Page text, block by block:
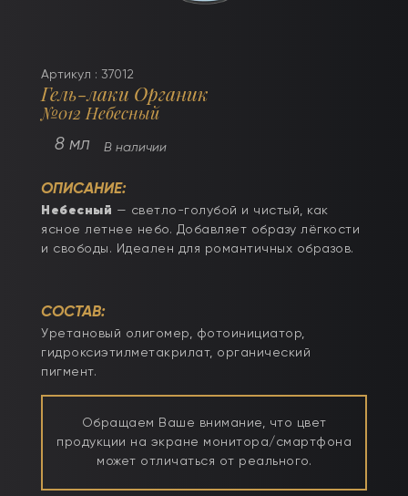
Артикул : 37012
Гель-лаки Органик
№012 Небесный
8 мл В наличии
ОПИСАНИЕ:
Небесный — светло-голубой и чистый, как
ясное летнее небо. Добавляет образу лёгкости
и свободы. Идеален для романтичных образов.
СОСТАВ:
Уретановый олигомер, фотоинициатор,
гидроксиэтилметакрилат, органический
пигмент.
Обращаем Ваше внимание, что цвет
продукции на экране монитора/смартфона
может отличаться от реального.